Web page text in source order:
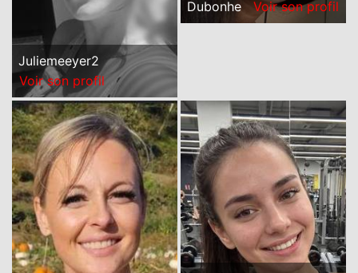
Juliemeeyer2
Voir son profil
Dubonhe Voir son profil